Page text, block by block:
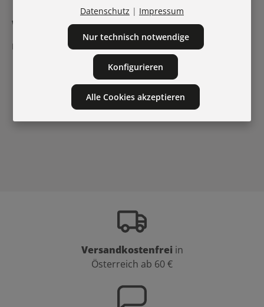
Welche Produkte für die Curly Hair Methode?
Man braucht:
Co-Wash, Cleansing Conditioner oder
für die Haarwäsche
Pflegenden
Conditionerfür die Pflege
Versandkostenfrei in
Österreich ab 60 €
Datenschutz | Impressum
Nur technisch notwendige
Konfigurieren
Alle Cookies akzeptieren